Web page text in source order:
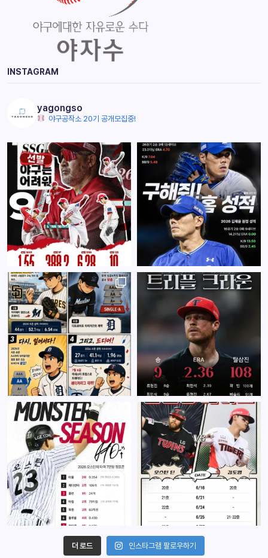
INSTAGRAM
yagongso
야구공작소 20기 공개모집중!
더 로드 인스타그램 팔로우하기